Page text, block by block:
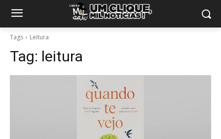
Tags Leitura
Tag: leitura